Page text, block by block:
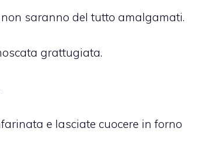
saranno del tutto amalgamati.
grattugiata.
e lasciate cuocere in forno